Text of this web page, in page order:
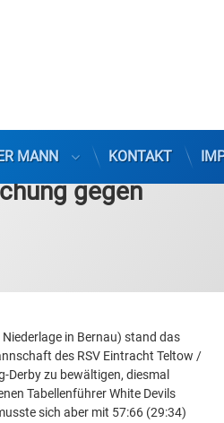
MANN KONTAKT
gegen
in Bernau) stand das
des RSV Eintracht Teltow /
zu bewältigen, diesmal
Tabellenführer White Devils
sich aber mit 57:66 (29:34)